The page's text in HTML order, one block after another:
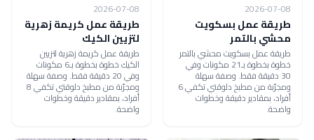
2026-07-08
طريقة عمل بسكويت
محشي بالتمر
طريقة عمل بسكويت محشي بالتمر
خطوة بخطوة بـ21 مكونات وفي
30 دقيقة فقط. وصفة سهلة
ومجرّبة من مطبخ دلوقتي تكفي 6
أفراد، بمقادير دقيقة وخطوات
واضحة.
2026-07-08
طريقة عمل كريمة زهرية
لتزيين الكيك
طريقة عمل كريمة زهرية لتزيين
الكيك خطوة بخطوة بـ6 مكونات
وفي 20 دقيقة فقط. وصفة سهلة
ومجرّبة من مطبخ دلوقتي تكفي 8
أفراد، بمقادير دقيقة وخطوات
واضحة.